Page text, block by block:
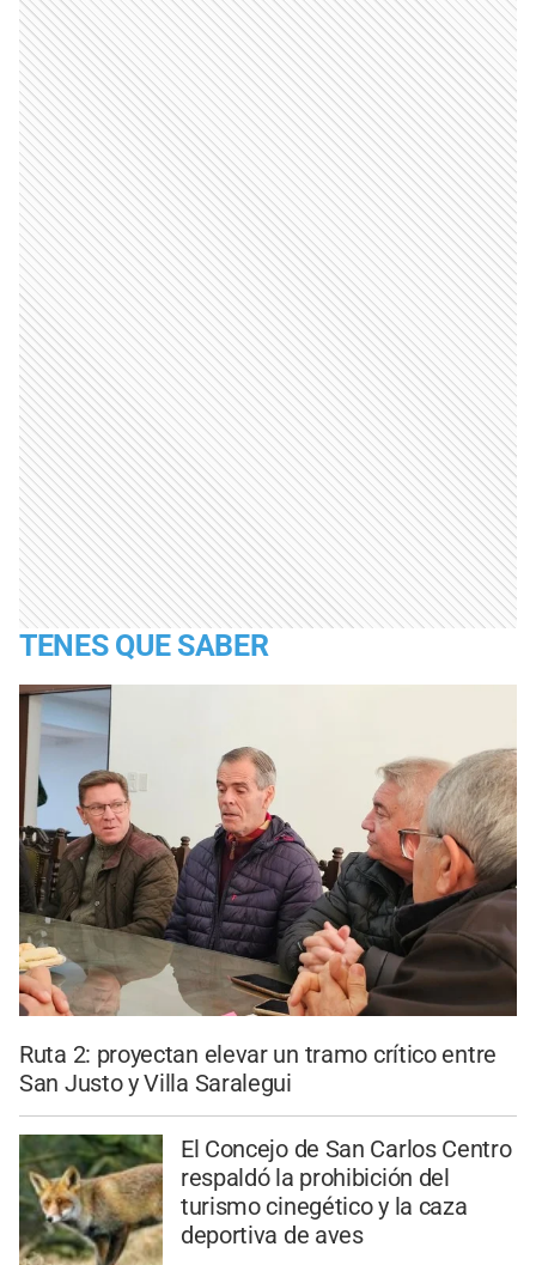
TENES QUE SABER
Ruta 2: proyectan elevar un tramo crítico entre
San Justo y Villa Saralegui
El Concejo de San Carlos Centro
respaldó la prohibición del
turismo cinegético y la caza
deportiva de aves